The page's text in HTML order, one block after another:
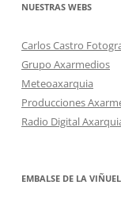
NUESTRAS WEBS
Carlos Castro
Grupo Axarmedios
Meteoaxarquia
Producciones
Radio Digital
EMBALSE DE LA